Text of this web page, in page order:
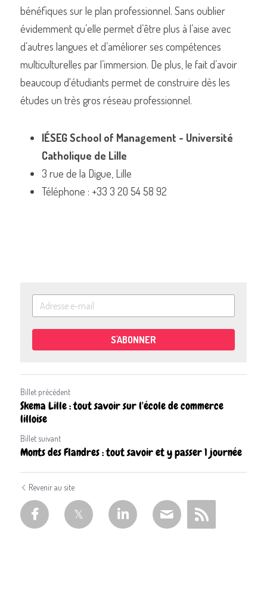
bénéfiques sur le plan professionnel. Sans oublier
évidemment qu’elle permet d’être plus à l’aise avec
d’autres langues et d’améliorer ses compétences
multiculturelles par l’immersion. De plus, le fait d’avoir
beaucoup d'étudiants permet de construire dès les
études un très gros réseau professionnel.
IÉSEG School of Management - Université
Catholique de Lille
3 rue de la Digue, Lille
Téléphone : +33 3 20 54 58 92
S'ABONNER
Billet précédent
Skema Lille : tout savoir sur l'école de commerce
lilloise
Billet suivant
Monts des Flandres : tout savoir et y passer 1 journée
Revenir au site